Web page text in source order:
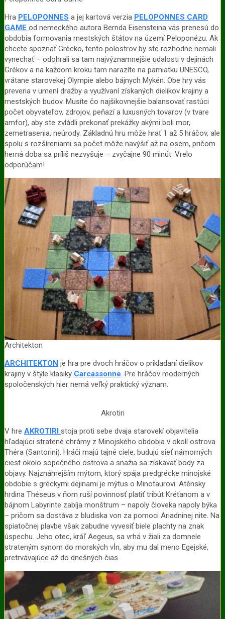
Hra PELOPONNES a jej kartová verzia PELOPONNES CARD
GAME od nemeckého autora Bernda Eisensteina vás prenesú do
obdobia formovania mestských štátov na území Peloponézu. Ak
chcete spoznať Grécko, tento polostrov by ste rozhodne nemali
vynechať – odohrali sa tam najvýznamnejšie udalosti v dejinách
Grékov a na každom kroku tam narazíte na pamiatku UNESCO,
vrátane starovekej Olympie alebo bájnych Mykén. Obe hry vás
preveria v umení dražby a využívaní získaných dielikov krajiny a
mestských budov. Musíte čo najšikovnejšie balansovať rastúci
počet obyvateľov, zdrojov, peňazí a luxusných tovarov (v tvare
amfor), aby ste zvládli prekonať prekážky akými boli mor,
zemetrasenia, neúrody. Základnú hru môže hrať 1 až 5 hráčov, ale
spolu s rozšíreniami sa počet môže navýšiť až na osem, pričom
herná doba sa príliš nezvyšuje – zvyčajne 90 minút. Vrelo
odporúčam!
Architekton
ARCHITEKTON je hra pre dvoch hráčov o prikladaní dielikov
krajiny v štýle klasiky Carcassonne. Pre hráčov moderných
spoločenských hier nemá veľký praktický význam.
Akrotiri
V hre AKROTIRI stoja proti sebe dvaja starovekí objavitelia
hľadajúci stratené chrámy z Minojského obdobia v okolí ostrova
Théra (Santorini). Hráči majú tajné ciele, budujú sieť námorných
ciest okolo sopečného ostrova a snažia sa získavať body za
objavy. Najznámejším mýtom, ktorý spája predgrécke minojské
obdobie s gréckymi dejinami je mýtus o Minotaurovi. Aténsky
hrdina Théseus v ňom ruší povinnosť platiť tribút Kréťanom a v
bájnom Labyrinte zabíja monštrum – napoly človeka napoly býka
– pričom sa dostáva z bludiska von za pomoci Ariadninej nite. Na
spiatočnej plavbe však zabudne vyvesiť biele plachty na znak
úspechu. Jeho otec, kráľ Aegeus, sa vrhá v žiali za domnele
strateným synom do morských vĺn, aby mu dal meno Egejské,
pretrvávajúce až do dnešných čias.